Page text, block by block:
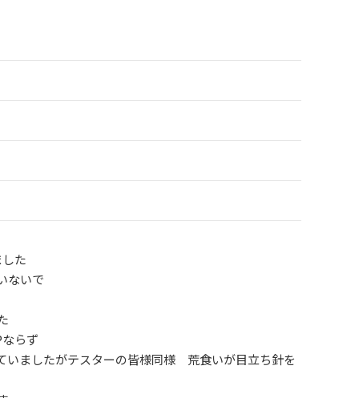
た
ないで
らず
いましたがテスターの皆様同様 荒食いが目立ち針を